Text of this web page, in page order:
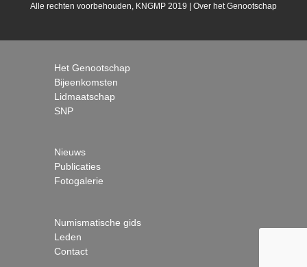
Het Genootschap
Bijeenkomsten
Lidmaatschap
SNP
Nieuws
Publicaties
Fotogalerie
Numismatische gids
Leden
Contact
Alle rechten voorbehouden, KNGMP 2019 | Over het Genootschap